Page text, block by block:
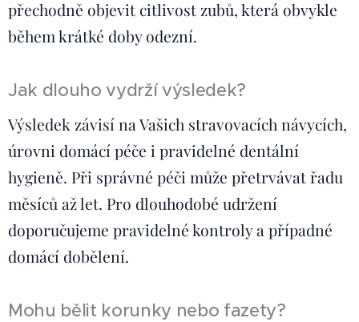
přechodně objevit citlivost zubů, která obvykle
během krátké doby odezní.
Jak dlouho vydrží výsledek?
Výsledek závisí na Vašich stravovacích návycích,
úrovni domácí péče i pravidelné dentální
hygieně. Při správné péči může přetrvávat řadu
měsíců až let. Pro dlouhodobé udržení
doporučujeme pravidelné kontroly a případné
domácí dobělení.
Mohu bělit korunky nebo fazety?